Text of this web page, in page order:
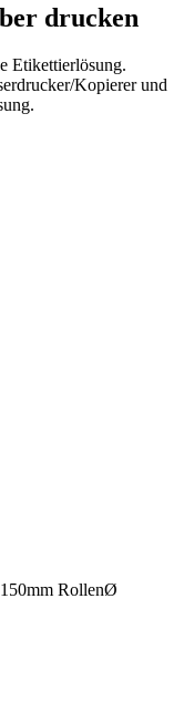
drucken
Etikettierlösung.
Kopierer und